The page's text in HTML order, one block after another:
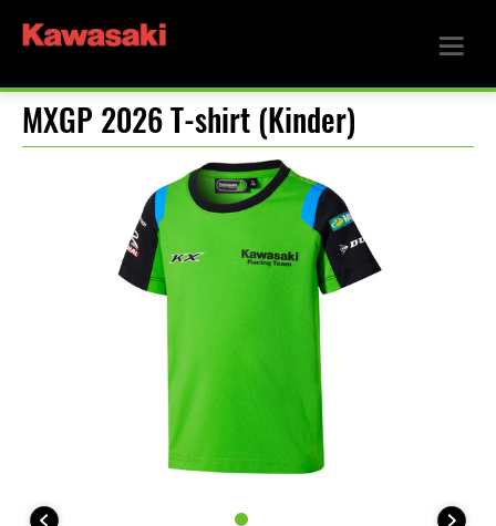
MXGP 2026 T-shirt (Kinder)